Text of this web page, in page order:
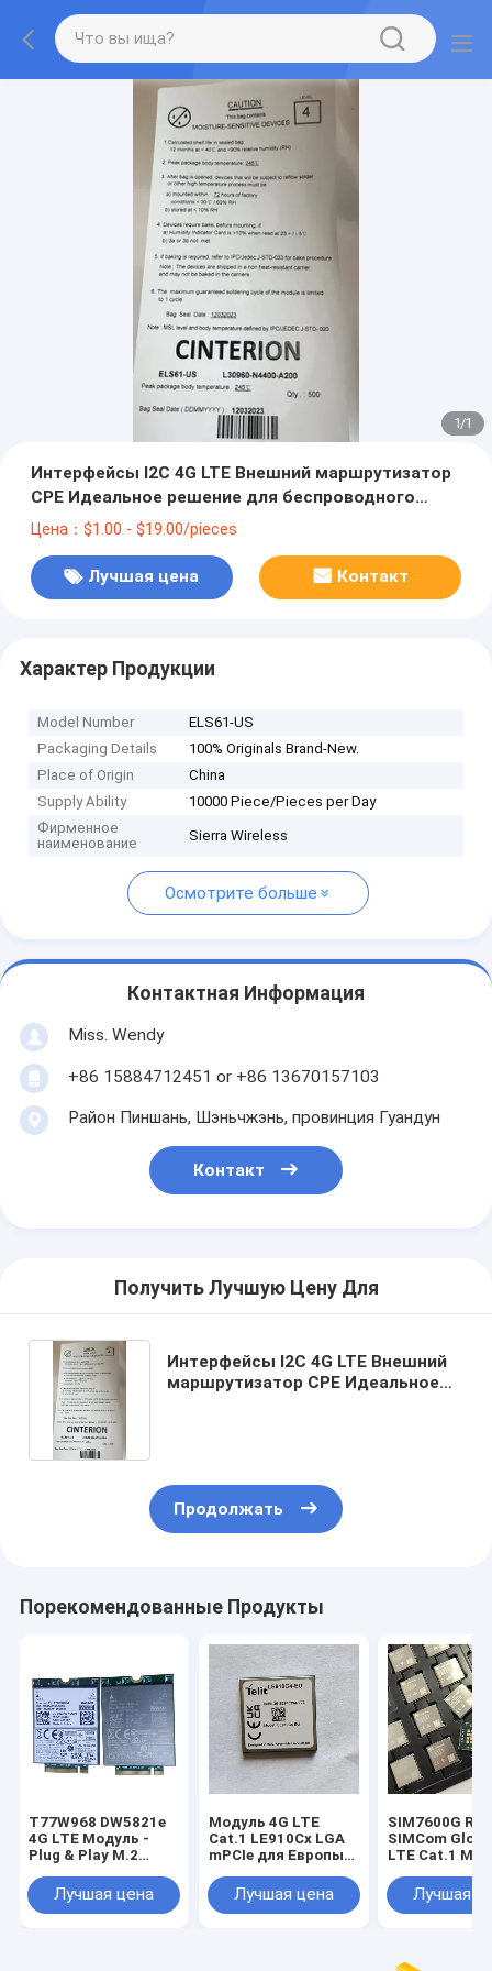
1/1
Интерфейсы I2C 4G LTE Внешний маршрутизатор
CPE Идеальное решение для беспроводного
соединения
Цена：$1.00 - $19.00/pieces
Лучшая цена Контакт
Характер Продукции
Model Number
ELS61-US
Packaging Details
100% Originals Brand-New.
Place of Origin
China
Supply Ability
10000 Piece/Pieces per Day
Фирменное
наименование
Sierra Wireless
Осмотрите больше
Контактная Информация
Miss. Wendy
+86 15884712451 or +86 13670157103
Район Пиншань, Шэньчжэнь, провинция Гуандун
Контакт
Получить Лучшую Цену Для
Интерфейсы I2C 4G LTE Внешний
маршрутизатор CPE Идеальное
Продолжать
Порекомендованные Продукты
T77W968 DW5821e
4G LTE Модуль -
Plug & Play M.2
DW5821e (T77W968)
Qualcomm X20 LTE
Лучшая цена
Модуль 4G LTE
Cat.1 LE910Cx LGA
mPCIe для Европы
модуль LE910C1-EU
с функцией GNSS
Лучшая цена
SIM7600G R2
SIMCom
LTE Cat.1
связь GNSS
Лучшая